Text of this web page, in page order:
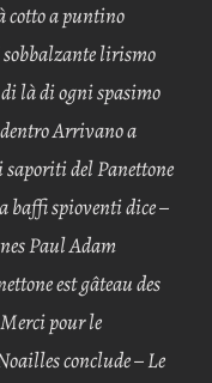
cotto a puntino
lirismo
là di ogni spasimo
Arrivano a
del Panettone
baffi spioventi dice –
Paul Adam
est gâteau des
pour le
conclude – Le